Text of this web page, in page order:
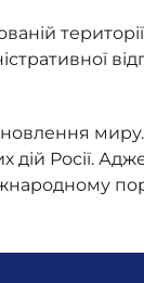
миру.
дій Росії.